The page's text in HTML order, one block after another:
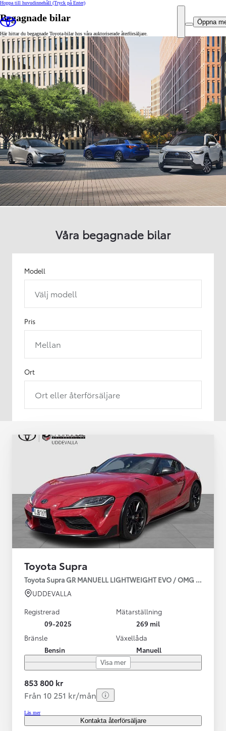
Hoppa till huvudinnehåll (Tryck på Enter)
Öppna
Begagnade bilar
Här hittar du begagnade Toyota-bilar hos våra auktoriserade återförsäljare.
Våra begagnade bilar
Modell
Välj modell
Pris
Mellan
Ort
Ort eller återförsäljare
Toyota Supra
Toyota Supra GR MANUELL LIGHTWEIGHT EVO / OMG LEV!
UDDEVALLA
Registrerad
09-2025
Mätarställning
269 mil
Bränsle
Bensin
Växellåda
Manuell
Visa mer
853 800 kr
Från 10 251 kr/mån
Läs mer
Kontakta återförsäljare